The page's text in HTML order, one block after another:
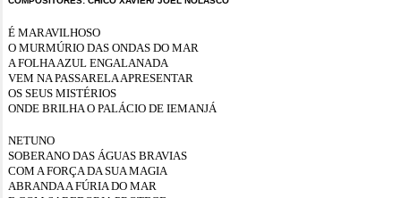
É MARAVILHOSO
O MURMÚRIO DAS ONDAS DO MAR
A FOLHA AZUL ENGALANADA
VEM NA PASSARELA APRESENTAR
OS SEUS MISTÉRIOS
ONDE BRILHA O PALÁCIO DE IEMANJÁ
NETUNO
SOBERANO DAS ÁGUAS BRAVIAS
COM A FORÇA DA SUA MAGIA
ABRANDA A FÚRIA DO MAR